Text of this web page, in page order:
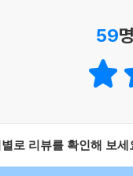
살아볼 만하다는 용기
로받을 수 있다면, 피를
운 시간이 걸렸다. “
” 또렷하게 기억나는
59
로 리뷰를 확인해 보세